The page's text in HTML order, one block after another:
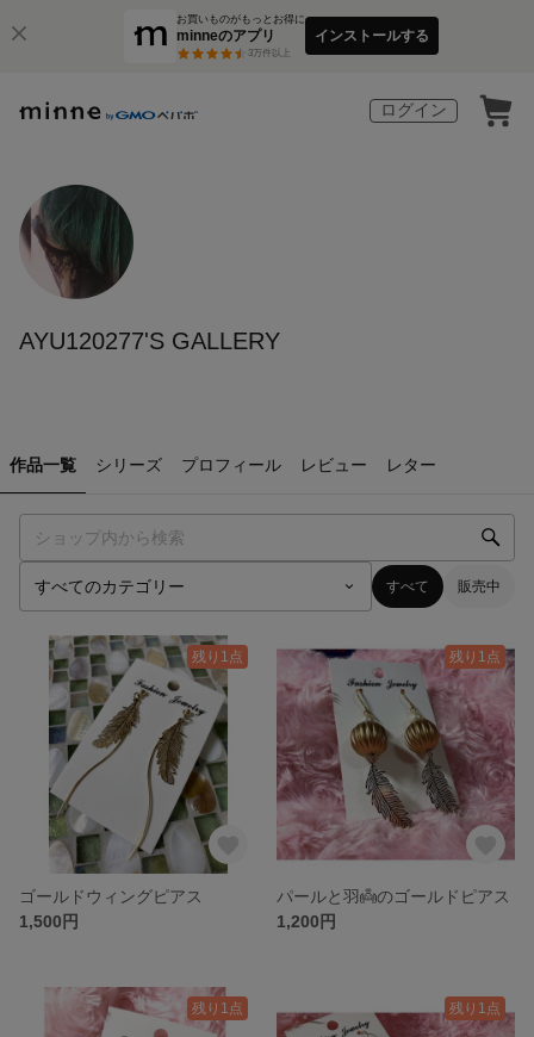
お買いものがもっとお得に
minneのアプリ
3万件以上
インストールする
ログイン
AYU120277'S GALLERY
作品一覧 シリーズ プロフィール レビュー レター
すべて 販売中
残り1点
ゴールドウィングピアス
1,500円
残り1点
パールと羽👼のゴールドピアス
1,200円
残り1点 残り1点